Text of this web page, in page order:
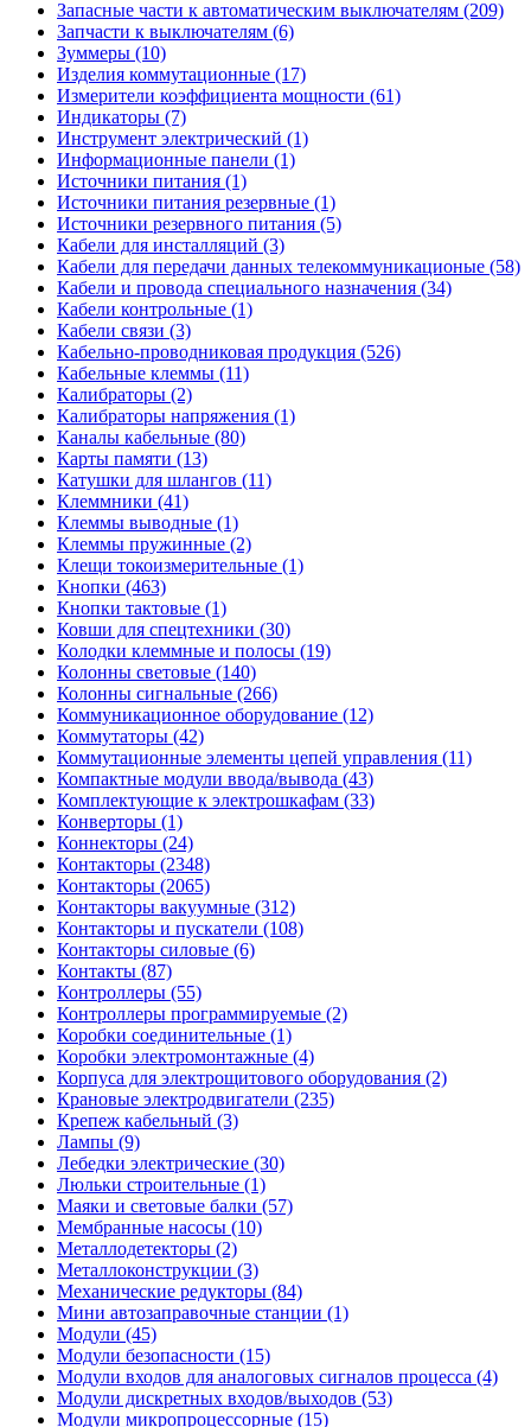
Запасные части к автоматическим выключателям (209)
Запчасти к выключателям (6)
Зуммеры (10)
Изделия коммутационные (17)
Измерители коэффициента мощности (61)
Индикаторы (7)
Инструмент электрический (1)
Информационные панели (1)
Источники питания (1)
Источники питания резервные (1)
Источники резервного питания (5)
Кабели для инсталляций (3)
Кабели для передачи данных телекоммуникационые (58)
Кабели и провода специального назначения (34)
Кабели контрольные (1)
Кабели связи (3)
Кабельно-проводниковая продукция (526)
Кабельные клеммы (11)
Калибраторы (2)
Калибраторы напряжения (1)
Каналы кабельные (80)
Карты памяти (13)
Катушки для шлангов (11)
Клеммники (41)
Клеммы выводные (1)
Клеммы пружинные (2)
Клещи токоизмерительные (1)
Кнопки (463)
Кнопки тактовые (1)
Ковши для спецтехники (30)
Колодки клеммные и полосы (19)
Колонны световые (140)
Колонны сигнальные (266)
Коммуникационное оборудование (12)
Коммутаторы (42)
Коммутационные элементы цепей управления (11)
Компактные модули ввода/вывода (43)
Комплектующие к электрошкафам (33)
Конверторы (1)
Коннекторы (24)
Контакторы (2348)
Контакторы (2065)
Контакторы вакуумные (312)
Контакторы и пускатели (108)
Контакторы силовые (6)
Контакты (87)
Контроллеры (55)
Контроллеры программируемые (2)
Коробки соединительные (1)
Коробки электромонтажные (4)
Корпуса для электрощитового оборудования (2)
Крановые электродвигатели (235)
Крепеж кабельный (3)
Лампы (9)
Лебедки электрические (30)
Люльки строительные (1)
Маяки и световые балки (57)
Мембранные насосы (10)
Металлодетекторы (2)
Металлоконструкции (3)
Механические редукторы (84)
Мини автозаправочные станции (1)
Модули (45)
Модули безопасности (15)
Модули входов для аналоговых сигналов процесса (4)
Модули дискретных входов/выходов (53)
Модули микропроцессорные (15)